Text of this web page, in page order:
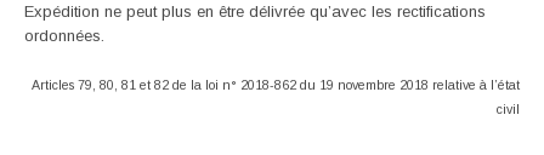
Expédition ne peut plus en être délivrée qu’avec les rectifications
ordonnées.
Articles 79, 80, 81 et 82 de la loi n° 2018-862 du 19 novembre 2018 relative à l’état
civil